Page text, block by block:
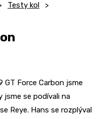
Testy kol
GT Force Carbon jsme
jsme se podívali na
Reye. Hans se rozplýval